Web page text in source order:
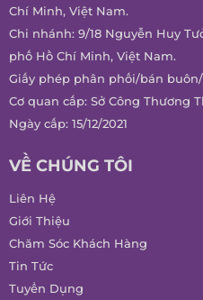
Chí Minh, Việt Nam.
Chi nhánh: 9/18 Nguyễn Huy
phố Hồ Chí Minh, Việt Nam.
Giấy phép phân phối/bán buôn/
Cơ quan cấp: Sở Công Thương
Ngày cấp: 15/12/2021
VỀ CHÚNG TÔI
Liên Hệ
Giới Thiệu
Chăm Sóc Khách Hàng
Tin Tức
Tuyển Dụng